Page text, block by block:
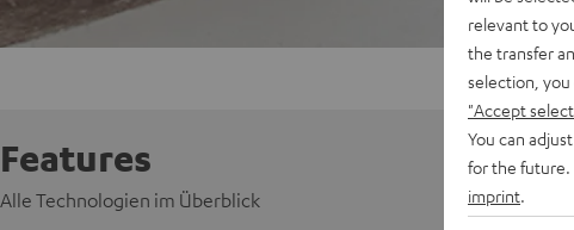
Features
Alle Technologien im Überblick
relevant to
the transfer
selection,
"Accept
You can
for the future.
imprint